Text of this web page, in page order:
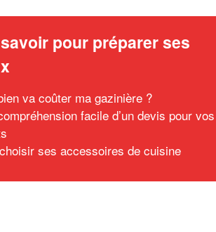
pour préparer ses
va coûter ma gazinière ?
facile d’un devis pour vos
ses accessoires de cuisine